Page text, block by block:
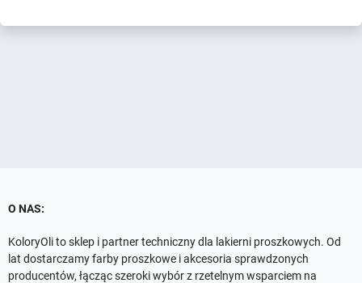
O NAS:
KoloryOli to sklep i partner techniczny dla lakierni proszkowych. Od
lat dostarczamy farby proszkowe i akcesoria sprawdzonych
producentów, łącząc szeroki wybór z rzetelnym wsparciem na